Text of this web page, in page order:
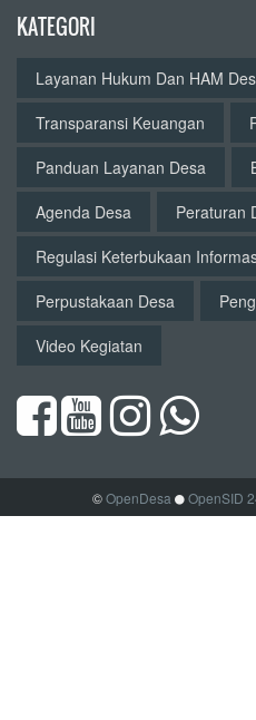
KATEGORI
Layanan Hukum Dan HAM
Transparansi Keuangan
Panduan Layanan Desa
Agenda Desa
Peraturan
Regulasi Keterbukaan
Perpustakaan Desa
Video Kegiatan
©OpenDesa OpenSID